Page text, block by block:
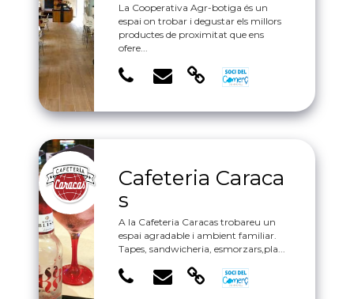
La Cooperativa Agr-botiga és un
espai on trobar i degustar els millors
productes de proximitat que ens
ofere...
Cafeteria Caraca
s
A la Cafeteria Caracas trobareu un
espai agradable i ambient familiar.
Tapes, sandwicheria, esmorzars,pla...